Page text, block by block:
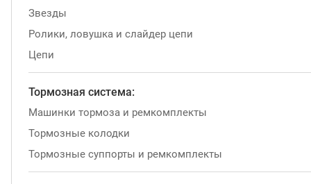
Звезды
Ролики, ловушка и слайдер цепи
Цепи
Тормозная система:
Машинки тормоза и ремкомплекты
Тормозные колодки
Тормозные суппорты и ремкомплекты